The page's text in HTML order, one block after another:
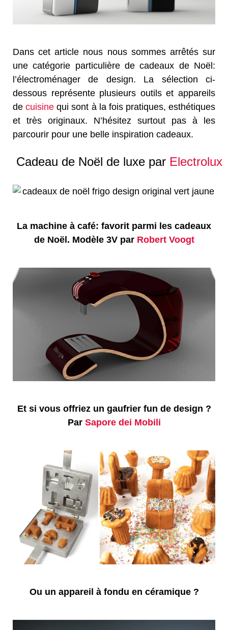
Dans cet article nous nous sommes arrêtés sur
une catégorie particulière de cadeaux de Noël:
l’électroménager de design. La sélection ci-
dessous représente plusieurs outils et appareils
decuisine qui sont à la fois pratiques, esthétiques
et très originaux. N’hésitez surtout pas à les
parcourir pour une belle inspiration cadeaux.
Cadeau de Noël de luxe par Electrolux
La machine à café: favorit parmi les cadeaux
de Noël. Modèle 3V par Robert Voogt
Et si vous offriez un gaufrier fun de design ?
Par Sapore dei Mobili
Ou un appareil à fondu en céramique ?